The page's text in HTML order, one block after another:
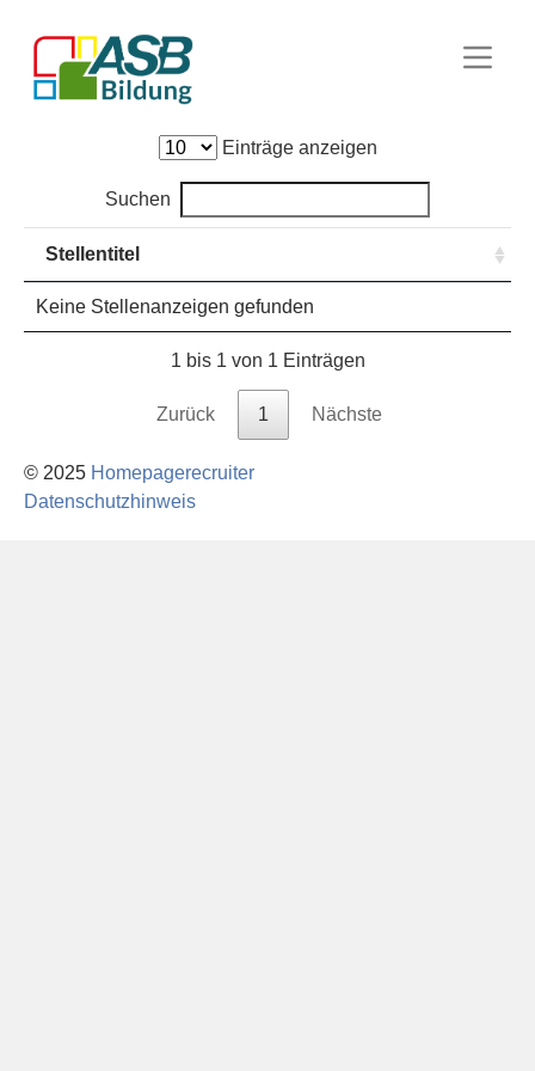
Einträge anzeigen
Suchen
Stellentitel
Keine Stellenanzeigen gefunden
1 bis 1 von 1 Einträgen
Zurück 1 Nächste
© 2025 Homepagerecruiter
Datenschutzhinweis